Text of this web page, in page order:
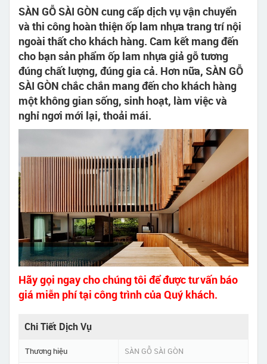
SÀN GỖ SÀI GÒN cung cấp dịch vụ vận chuyển
và thi công hoàn thiện ốp lam nhựa trang trí nội
ngoài thất cho khách hàng. Cam kết mang đến
cho bạn sản phẩm ốp lam nhựa giả gỗ tương
đúng chất lượng, đúng gia cả. Hơn nữa, SÀN GỖ
SÀI GÒN chắc chắn mang đến cho khách hàng
một không gian sống, sinh hoạt, làm việc và
nghỉ ngơi mới lại, thoải mái.
Hãy gọi ngay cho chúng tôi để được tư vấn báo
giá miễn phí tại công trình của Quý khách.
Chi Tiết Dịch Vụ
Thương hiệu SÀN GỖ SÀI GÒN